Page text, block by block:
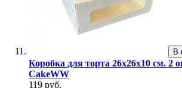
В
Коробка для торта 26х26х10 см. 2
CakeWW
119 руб.